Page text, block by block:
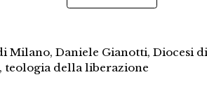
Milano,Daniele Gianotti,Diocesi
, teologia della liberazione